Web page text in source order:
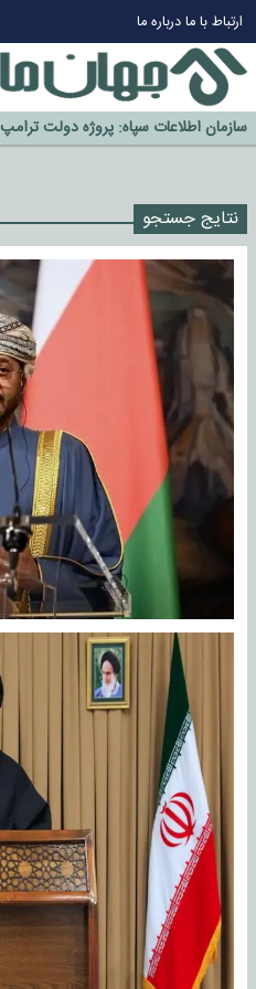
ارتباط با مادرباره ما
چرا طلا دوباره افزایشی شد؟
گزینه جدایی اوسمار روی میز مدیران
آیا رئیس جمهور آمریکا قانون را دور
اخراج رسمی چهره نامدار از پرسپولیس
سازمان اطلاعات سپاه: پروژه دولت
نتایج جستجو